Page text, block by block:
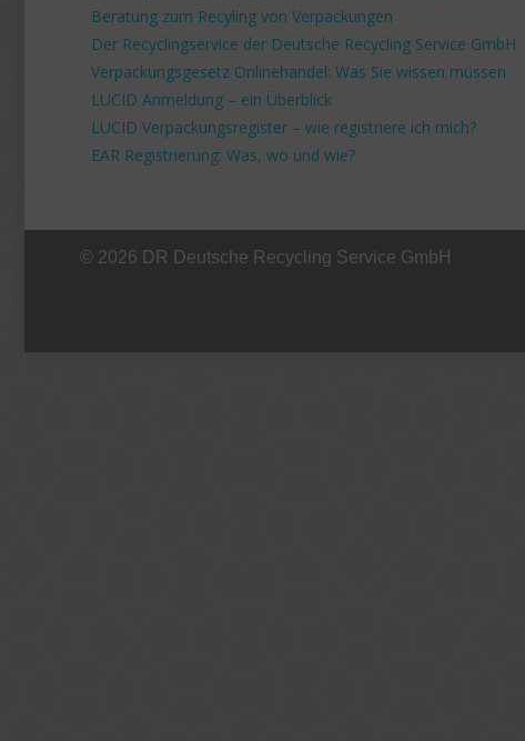
Beratung zum Recyling von Verpackungen
Der Recyclingservice der Deutsche Recycling Service GmbH
Verpackungsgesetz Onlinehandel: Was Sie wissen müssen
LUCID Anmeldung – ein Überblick
LUCID Verpackungsregister – wie registriere ich mich?
EAR Registrierung: Was, wo und wie?
© 2026 DR Deutsche Recycling Service GmbH